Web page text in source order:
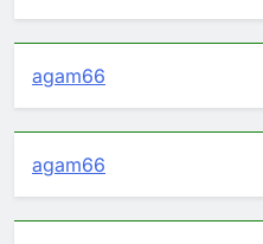
agam66
agam66